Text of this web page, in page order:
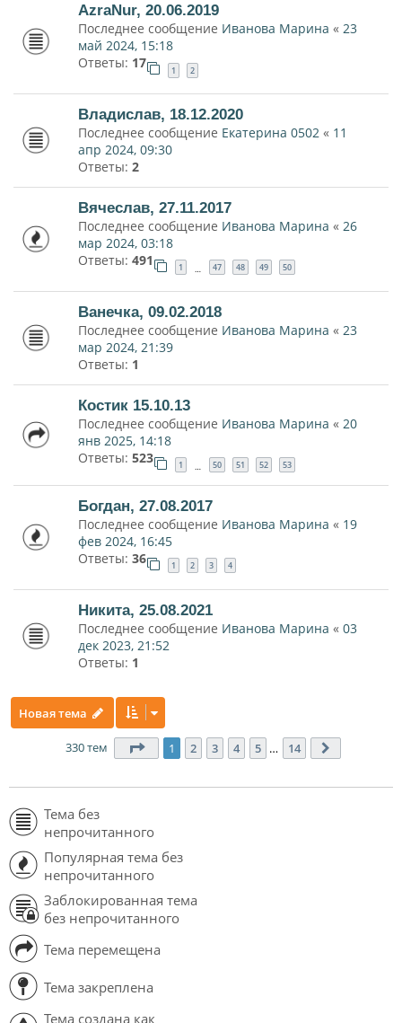
AzraNur, 20.06.2019
Последнее сообщение Иванова Марина « 23
май 2024, 15:18
Ответы: 17 1 2
Владислав, 18.12.2020
Последнее сообщение Екатерина 0502 « 11
апр 2024, 09:30
Ответы: 2
Вячеслав, 27.11.2017
Последнее сообщение Иванова Марина « 26
мар 2024, 03:18
Ответы: 491 1 … 47 48 49 50
Ванечка, 09.02.2018
Последнее сообщение Иванова Марина « 23
мар 2024, 21:39
Ответы: 1
Костик 15.10.13
Последнее сообщение Иванова Марина « 20
янв 2025, 14:18
Ответы: 523 1 … 50 51 52 53
Богдан, 27.08.2017
Последнее сообщение Иванова Марина « 19
фев 2024, 16:45
Ответы: 36 1 2 3 4
Никита, 25.08.2021
Последнее сообщение Иванова Марина « 03
дек 2023, 21:52
Ответы: 1
Новая тема
330 тем Страница 1из 14
1 2 3 4 5 … 14
Тема без
непрочитанного
Популярная тема без
непрочитанного
Заблокированная тема
без непрочитанного
Тема перемещена
Тема закреплена
Тема создана как